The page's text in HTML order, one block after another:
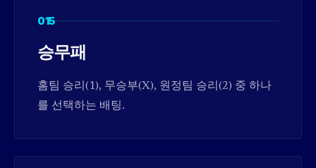
015
승무패
홈팀 승리(1), 무승부(X), 원정팀 승리(2) 중 하나
를 선택하는 배팅.